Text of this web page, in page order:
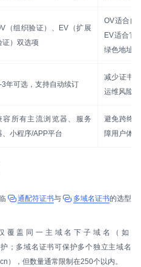
（组织验证）、EV（扩展
证）双选项
OV适合内
EV适合官
绿色地址
3年可选，支持自动续订
减少证书
运维风险
容所有主流浏览器、服务
、小程序/APP平台
避免跨终
障用户体验
通配符证书与 多域名证书的选型
覆盖同一主域名下子域名（如
；多域名证书可保护多个独立主域名
），但数量通常限制在250个以内。